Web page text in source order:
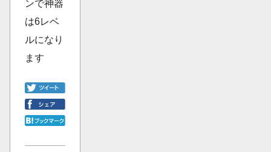
ンで神器
は6レベ
ルになり
ます